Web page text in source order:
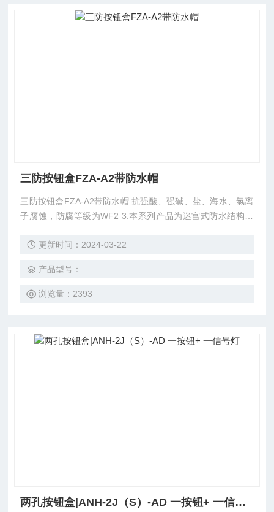
三防按钮盒FZA-A2带防水帽
三防按钮盒FZA-A2带防水帽 抗强酸、强碱、盐、海水、氯离
子腐蚀，防腐等级为WF2 3.本系列产品为迷宫式防水结构，
件采用不锈钢，密封采用硅橡胶，耐油、耐酸、耐碱、耐高
关，按钮，指示灯等
更新时间：2024-03-22
产品型号：
浏览量：2393
两孔按钮盒|ANH-2J（S）-AD 一按钮+ 一信号灯